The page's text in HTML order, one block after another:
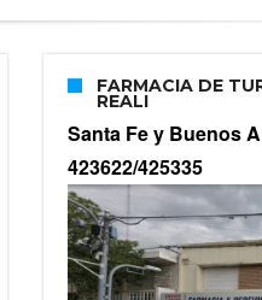
FARMACIA DE
REALI
Santa Fe y Buenos
423622/425335